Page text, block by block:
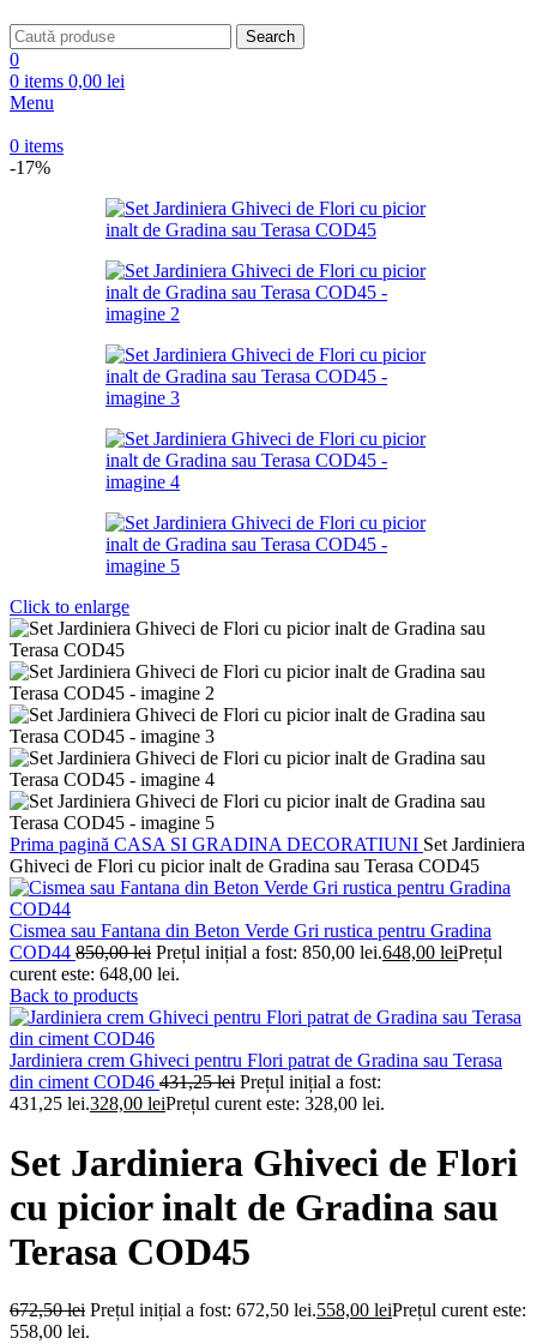
Search
0
0 items 0,00 lei
Menu
0 items
-17%
Click to enlarge
Prima pagină CASA SI GRADINADECORATIUNI Set Jardiniera
Ghiveci de Flori cu picior inalt de Gradina sau Terasa COD45
Cismea sau Fantana din Beton Verde Gri rustica pentru Gradina
COD44 850,00lei Prețul inițial a fost: 850,00 lei.648,00 leiPrețul
curent este: 648,00 lei.
Back to products
Jardiniera crem Ghiveci pentru Flori patrat de Gradina sau Terasa
din ciment COD46 431,25lei Prețul inițial a fost:
431,25 lei.328,00 leiPrețul curent este: 328,00 lei.
Set Jardiniera Ghiveci de Flori
cu picior inalt de Gradina sau
Terasa COD45
672,50lei Prețul inițial a fost: 672,50 lei.558,00 leiPrețul curent este:
558,00 lei.